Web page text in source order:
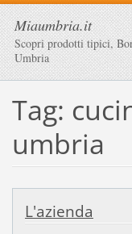
Miaumbria.it
Scopri prodotti tipici,
Umbria
Tag:
umbria
L'azienda